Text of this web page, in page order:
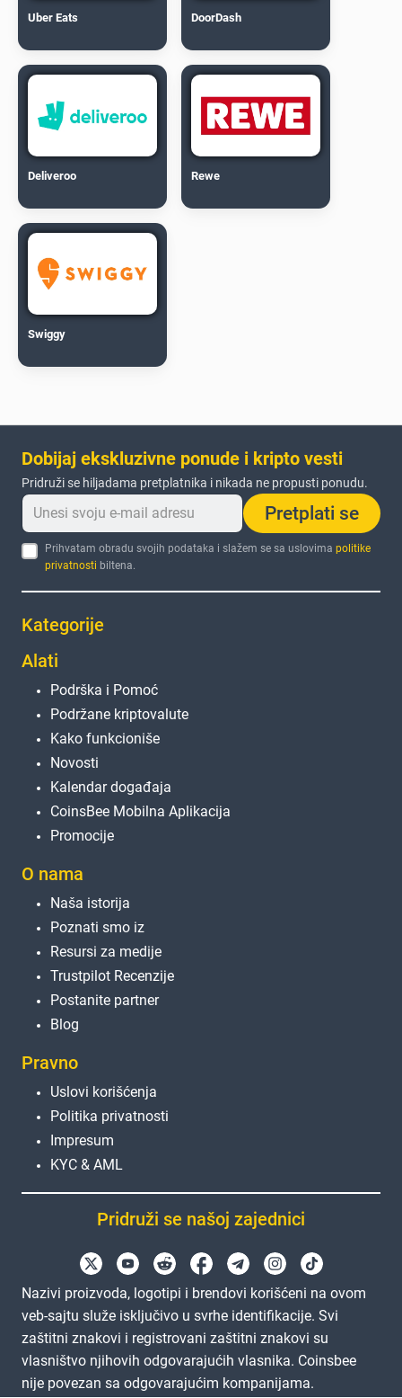
Uber Eats DoorDash
Deliveroo Rewe
Swiggy
Dobijaj ekskluzivne ponude i kripto vesti
Pridruži se hiljadama pretplatnika i nikada ne propusti ponudu.
Pretplati se
Prihvatam obradu svojih podataka i slažem se sa uslovimapolitike
privatnosti biltena.
Kategorije
Alati
Podrška i Pomoć
Podržane kriptovalute
Kako funkcioniše
Novosti
Kalendar događaja
CoinsBee Mobilna Aplikacija
Promocije
O nama
Naša istorija
Poznati smo iz
Resursi za medije
Trustpilot Recenzije
Postanite partner
Blog
Pravno
Uslovi korišćenja
Politika privatnosti
Impresum
KYC & AML
Pridruži se našoj zajednici
Nazivi proizvoda, logotipi i brendovi korišćeni na ovom
veb-sajtu služe isključivo u svrhe identifikacije. Svi
zaštitni znakovi i registrovani zaštitni znakovi su
vlasništvo njihovih odgovarajućih vlasnika. Coinsbee
nije povezan sa odgovarajućim kompanijama.